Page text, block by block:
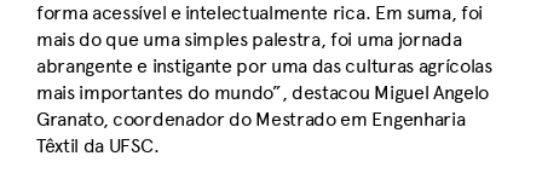
forma acessível e intelectualmente rica. Em suma, foi
mais do que uma simples palestra, foi uma jornada
abrangente e instigante por uma das culturas agrícolas
mais importantes do mundo”, destacou Miguel Angelo
Granato, coordenador do Mestrado em Engenharia
Têxtil da UFSC.